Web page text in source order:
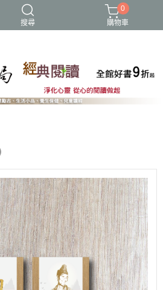
搜尋
0
購物車